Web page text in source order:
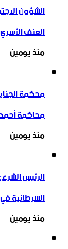
الشؤون
العنف
منذ يومين
محكمة
محاكمة
منذ يومين
الرئيس
السرطانية
منذ يومين